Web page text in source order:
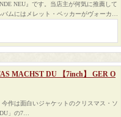
NEU』です。当店主が何気に推薦して
ムにはメレット・ベッカーがヴォーカ…
MACHST DU 【7inch】 GER O
作は面白いジャケットのクリスマス・ソ
」の7…